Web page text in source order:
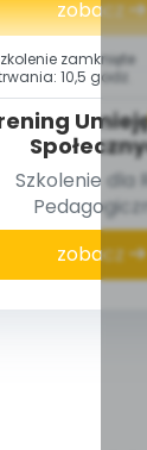
zobacz
zamknięte
10,5 godz.
Szkolenie dla
zobacz